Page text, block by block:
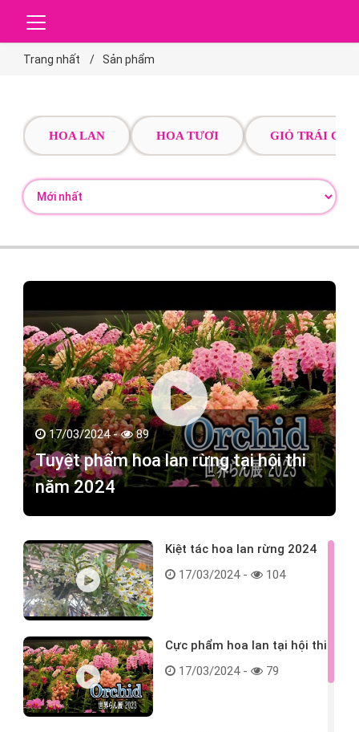
Trang nhất Sản phẩm
HOA LAN HOA TƯƠI GIỎ TRÁI CÂY
17/03/2024 - 89
Tuyệt phẩm hoa lan rừng tại hội thi
năm 2024
Kiệt tác hoa lan rừng 2024
17/03/2024 -
104
Cực phẩm hoa lan tại hội thi
17/03/2024 -
79